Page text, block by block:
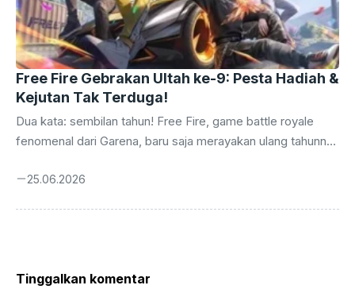
Free Fire Gebrakan Ultah ke-9: Pesta Hadiah &
Kejutan Tak Terduga!
Dua kata: sembilan tahun! Free Fire, game battle royale
fenomenal dari Garena, baru saja merayakan ulang tahunnya
euforia. Sebagai bentuk apresiasi kepada jutaan pemain
sebuah pesta besar yang dirancang untuk memberikan
25.06.2026
Tinggalkan komentar